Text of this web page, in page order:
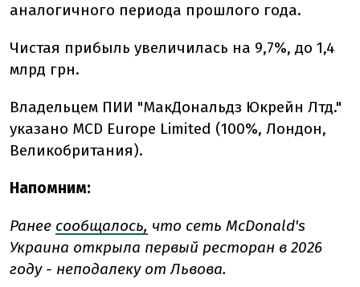
аналогичного периода прошлого года.
Чистая прибыль увеличилась на 9,7%, до 1,4
млрд грн.
Владельцем ПИИ "МакДональдз Юкрейн Лтд."
указано MCD Europe Limited (100%, Лондон,
Великобритания).
Напомним:
Ранее сообщалось, что сеть McDonald's
Украина открыла первый ресторан в 2026
году - неподалеку от Львова.